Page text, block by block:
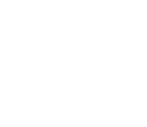
отношение к коже. Подходит для